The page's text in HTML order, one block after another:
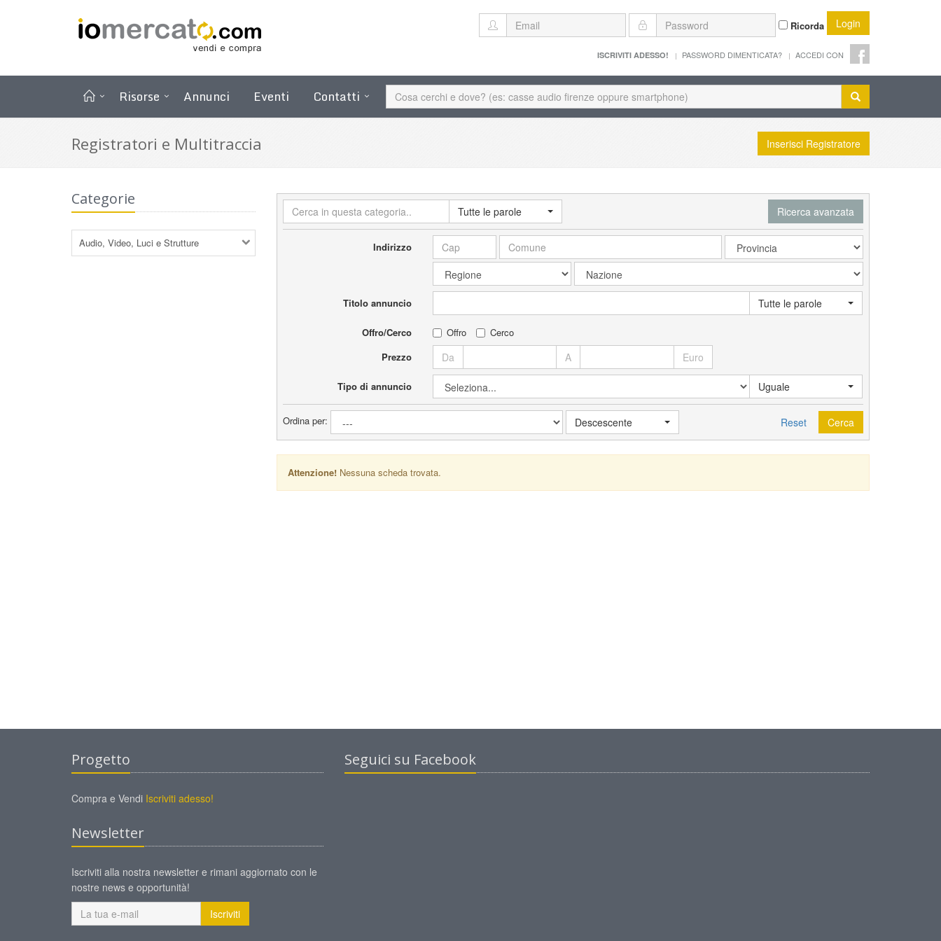
Ricorda Login
ISCRIVITI ADESSO! PASSWORD DIMENTICATA? ACCEDI CON
Risorse Annunci Eventi Contatti
Registratori e Multitraccia Inserisci Registratore
Categorie
Audio, Video, Luci e Strutture
Tutte le parole Ricerca avanzata
Indirizzo
Titolo annuncio Tutte le parole
Offro/Cerco Offro
Cerco
Prezzo
Da A Euro
Tipo di annuncio Uguale
Reset Cerca
Ordina per: Descescente
Attenzione!Nessuna scheda trovata.
Progetto
Compra e Vendi Iscriviti adesso!
Newsletter
Iscriviti alla nostra newsletter e rimani aggiornato con le
nostre news e opportunità!
Iscriviti
Seguici su Facebook